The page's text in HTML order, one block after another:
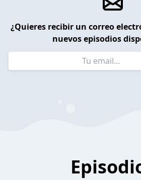
¿Quieres recibir un correo
nuevos episodios